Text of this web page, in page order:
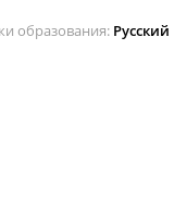
образования Русский